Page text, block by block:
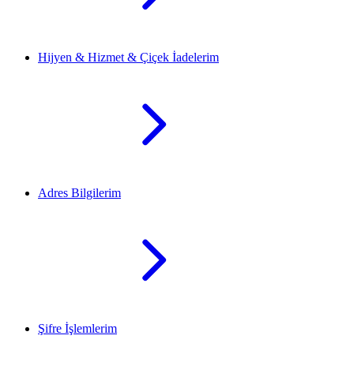
Hijyen & Hizmet & Çiçek İadelerim
Adres Bilgilerim
Şifre İşlemlerim